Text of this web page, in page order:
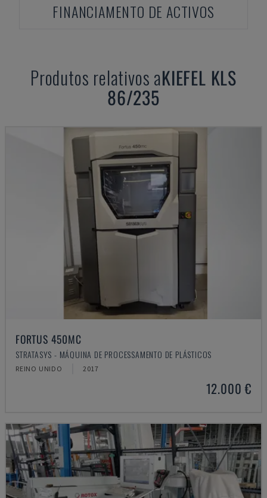
FINANCIAMENTO DE ACTIVOS
Produtos relativos aKIEFEL KLS
86/235
FORTUS 450MC
STRATASYS - MÁQUINA DE PROCESSAMENTO DE PLÁSTICOS
REINO UNIDO 2017
12.000 €